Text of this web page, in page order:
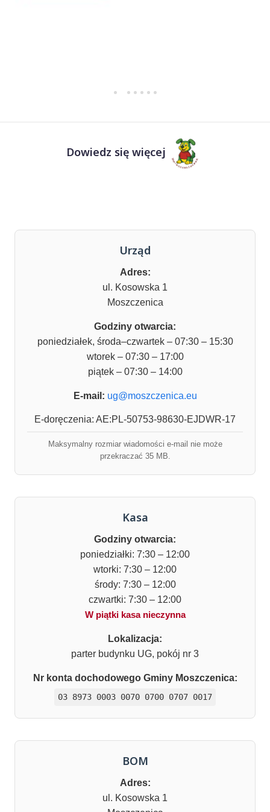
Dowiedz się więcej
Urząd
Adres:
ul. Kosowska 1
Moszczenica
Godziny otwarcia:
poniedziałek, środa–czwartek – 07:30 – 15:30
wtorek – 07:30 – 17:00
piątek – 07:30 – 14:00
E-mail: ug@moszczenica.eu
E-doręczenia: AE:PL-50753-98630-EJDWR-17
Maksymalny rozmiar wiadomości e-mail nie może
przekraczać 35 MB.
Kasa
Godziny otwarcia:
poniedziałki: 7:30 – 12:00
wtorki: 7:30 – 12:00
środy: 7:30 – 12:00
czwartki: 7:30 – 12:00
W piątki kasa nieczynna
Lokalizacja:
parter budynku UG, pokój nr 3
Nr konta dochodowego Gminy Moszczenica:
03 8973 0003 0070 0700 0707 0017
BOM
Adres:
ul. Kosowska 1